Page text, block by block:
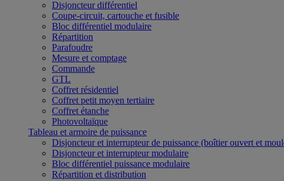
Disjoncteur différentiel
Coupe-circuit, cartouche et fusible
Bloc différentiel modulaire
Répartition
Parafoudre
Mesure et comptage
Commande
GTL
Coffret résidentiel
Coffret petit moyen tertiaire
Coffret étanche
Photovoltaïque
Tableau et armoire de puissance
Disjoncteur et interrupteur de puissance (boîtier ouvert et
Disjoncteur et interrupteur modulaire
Bloc différentiel puissance modulaire
Répartition et distribution